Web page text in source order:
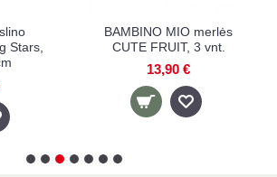
BABYONO bambukinis
vystyklas + barškutis,
120x120 cm
15,90 €